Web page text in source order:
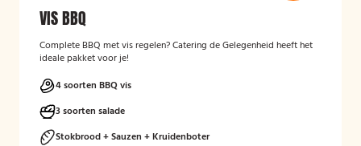
VIS BBQ
Complete BBQ met vis regelen? Catering de Gelegenheid heeft het
ideale pakket voor je!
4 soorten BBQ vis
3 soorten salade
Stokbrood + Sauzen + Kruidenboter